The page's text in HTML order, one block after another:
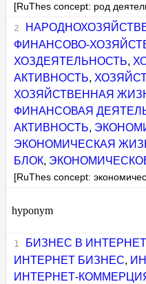
[RuThes concept: род
ФИНАНСОВО-
ХОЗДЕЯТЕЛЬНОСТЬ,
АКТИВНОСТЬ,
ХОЗЯЙСТВЕННАЯ
ФИНАНСОВАЯ
АКТИВНОСТЬ,
ЭКОНОМИЧЕСКАЯ
БЛОК,
[RuThes concept:
hyponym
БИЗНЕС В ИНТЕРНЕТ
ИНТЕРНЕТ БИЗНЕС,
ИНТЕРНЕТ-